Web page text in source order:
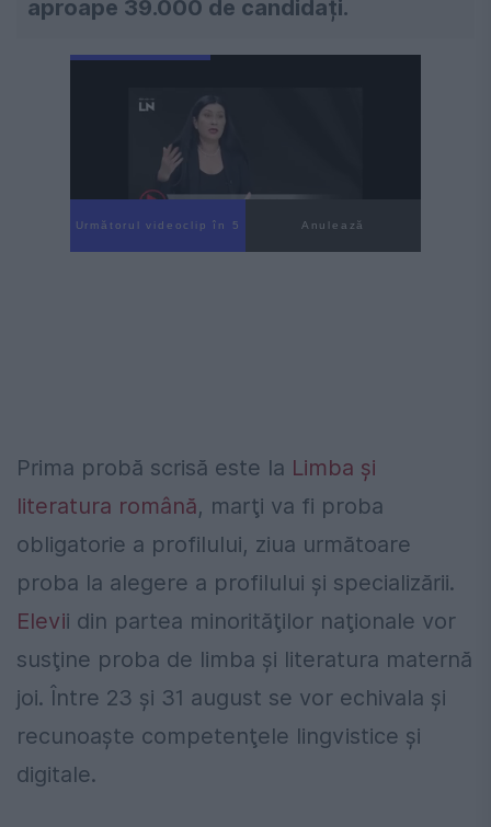
aproape 39.000 de candidați.
Următorul videoclip în 3 Anulează
Prima probă scrisă este la Limba şi
literatura română, marţi va fi proba
obligatorie a profilului, ziua următoare
proba la alegere a profilului şi specializării.
Elevii din partea minorităţilor naţionale vor
susţine proba de limba şi literatura maternă
joi. Între 23 şi 31 august se vor echivala şi
recunoaşte competenţele lingvistice şi
digitale.